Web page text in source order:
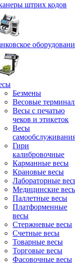
штрих кодов
Безмены
Весовые
Весы с печатью
чеков и этикеток
Весы
Гири
калибровочные
Карманные весы
Крановые весы
Лабораторные
Медицинские
Паллетные весы
Платформенные
весы
Стержневые весы
Счетные весы
Товарные весы
Торговые весы
Фасовочные весы